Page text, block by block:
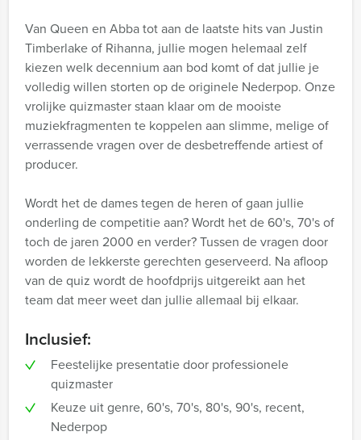
Van Queen en Abba tot aan de laatste hits van Justin
Timberlake of Rihanna, jullie mogen helemaal zelf
kiezen welk decennium aan bod komt of dat jullie je
volledig willen storten op de originele Nederpop. Onze
vrolijke quizmaster staan klaar om de mooiste
muziekfragmenten te koppelen aan slimme, melige of
verrassende vragen over de desbetreffende artiest of
producer.
Wordt het de dames tegen de heren of gaan jullie
onderling de competitie aan? Wordt het de 60's, 70's of
toch de jaren 2000 en verder? Tussen de vragen door
worden de lekkerste gerechten geserveerd. Na afloop
van de quiz wordt de hoofdprijs uitgereikt aan het
team dat meer weet dan jullie allemaal bij elkaar.
Inclusief:
Feestelijke presentatie door professionele
quizmaster
Keuze uit genre, 60's, 70's, 80's, 90's, recent,
Nederpop